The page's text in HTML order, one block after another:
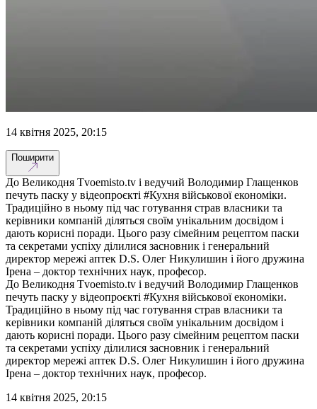
14 квітня 2025, 20:15
Поширити
До Великодня Tvoemisto.tv і ведучий Володимир Глащенков
печуть паску у відеопроєкті #Кухня військової економіки.
Традиційно в ньому під час готування страв власники та
керівники компаній діляться своїм унікальним досвідом і
дають корисні поради. Цього разу сімейним рецептом паски
та секретами успіху ділилися засновник і генеральний
директор мережі аптек D.S. Олег Никулишин і його дружина
Ірена – доктор технічних наук, професор.
До Великодня Tvoemisto.tv і ведучий Володимир Глащенков
печуть паску у відеопроєкті #Кухня військової економіки.
Традиційно в ньому під час готування страв власники та
керівники компаній діляться своїм унікальним досвідом і
дають корисні поради. Цього разу сімейним рецептом паски
та секретами успіху ділилися засновник і генеральний
директор мережі аптек D.S. Олег Никулишин і його дружина
Ірена – доктор технічних наук, професор.
14 квітня 2025, 20:15